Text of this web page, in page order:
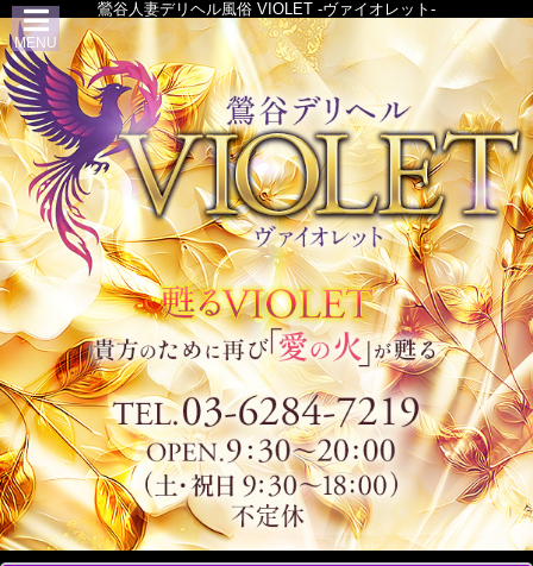
鶯谷人妻デリヘル風俗 VIOLET -ヴァイオレット-
MENU